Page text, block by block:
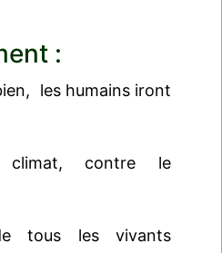
:
les humains iront
contre le
tous les vivants